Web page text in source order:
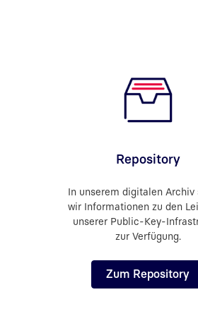
Repository
In unserem digitalen Archiv
wir Informationen zu den
unserer Public-Key-
zur Verfügung.
Zum Repository